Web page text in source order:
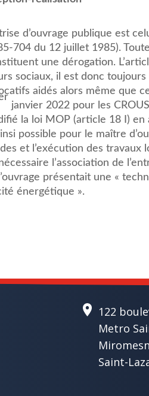
d’ouvrage publique est
704 du 12 juillet 1985).
une dérogation.
sociaux, il est donc
aidés alors même que
janvier 2022 pour les
la loi MOP (article 18 I)
possible pour le maître
et l’exécution des travaux
l’association de
présentait une «
énergétique ».
122
Metro
Saint-